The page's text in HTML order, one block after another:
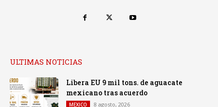
ULTIMAS NOTICIAS
Libera EU 9 mil tons. de aguacate
mexicano tras acuerdo
MEXICO 8 agosto, 2026